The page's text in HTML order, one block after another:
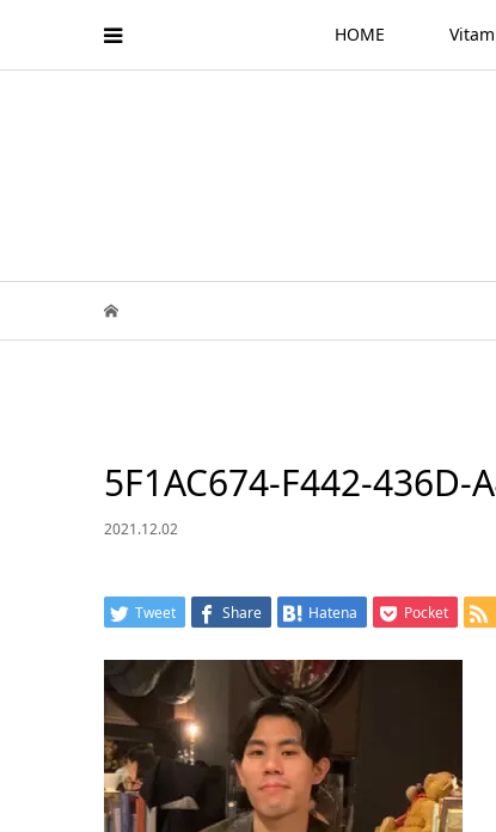
HOME
5F1AC674-F442-436D-
2021.12.02
Tweet Share Hatena Pocket